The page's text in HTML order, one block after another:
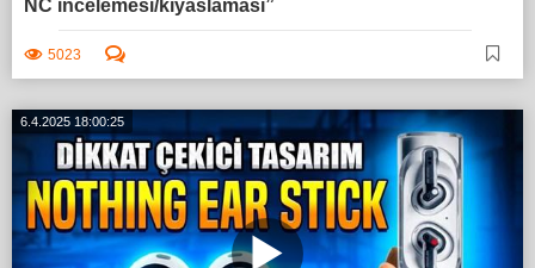
NC incelemesi/kıyaslaması”
5023
6.4.2025 18:00:25